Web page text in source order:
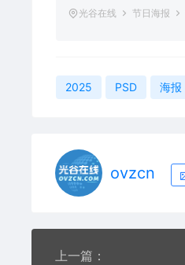
光谷在线 节日海报
2025 PSD 海报
ovzcn
上一篇：